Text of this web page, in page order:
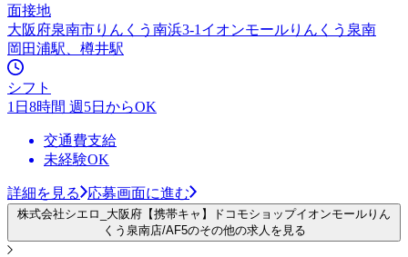
面接地
大阪府泉南市りんくう南浜3-1イオンモールりんくう泉南
岡田浦駅、樽井駅
シフト
1日8時間 週5日からOK
交通費支給
未経験OK
詳細を見る 応募画面に進む
株式会社シエロ_大阪府【携帯キャ】ドコモショップイオンモールりん
くう泉南店/AF5のその他の求人を見る